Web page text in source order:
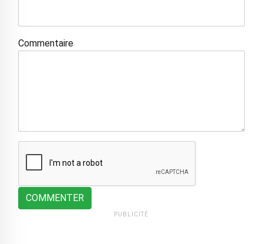
Commentaire
COMMENTER
PUBLICITÉ